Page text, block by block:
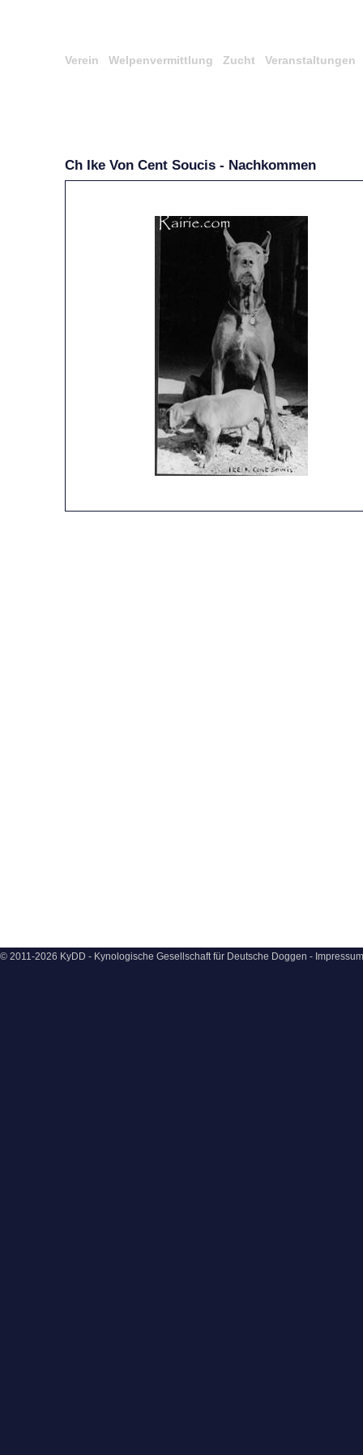
Verein Welpenvermittlung Zucht Veranstaltungen
Ch Ike Von Cent Soucis - Nachkommen
© 2011-2026 KyDD - Kynologische Gesellschaft für Deutsche Doggen - Impressum